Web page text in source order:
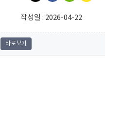
작성일 : 2026-04-22
바로보기